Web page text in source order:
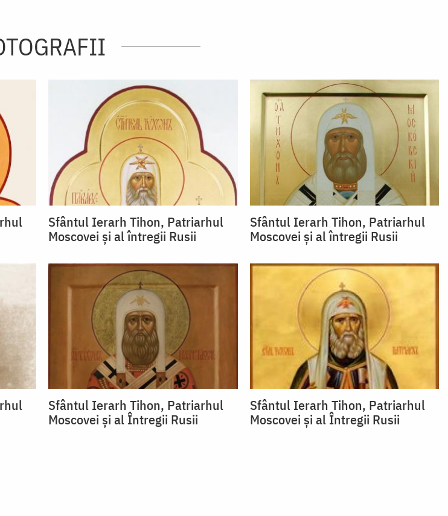
Sfântul Ierarh Tihon, Patriarhul
Moscovei şi al întregii Rusii
Sfântul Ierarh Tihon, Patriarhul
Moscovei şi al întregii Rusii
Sfântul Ierarh Tihon, Patriarhul
Moscovei şi al Întregii Rusii
Sfântul Ierarh Tihon, Patriarhul
Moscovei şi al Întregii Rusii